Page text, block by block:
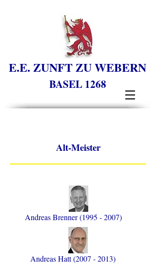
E.E. ZUNFT ZU WEBERN
BASEL 1268
Alt-Meister
Andreas Brenner(1995 - 2007)
Andreas Hatt(2007 - 2013)